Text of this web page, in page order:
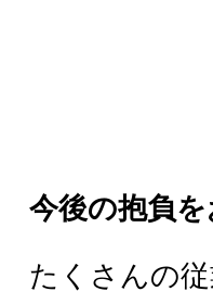
今後の抱負を
たくさんの